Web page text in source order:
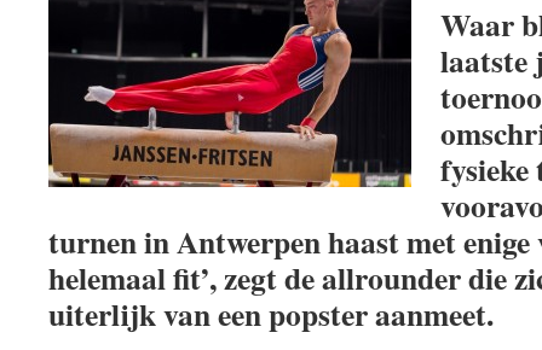
Waar
laatste
fysieke
turnen in Antwerpen haast met enige
helemaal fit’, zegt de allrounder die
uiterlijk van een popster aanmeet.